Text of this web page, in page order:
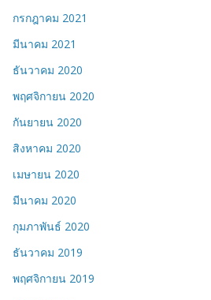
กรกฎาคม 2021
มีนาคม 2021
ธันวาคม 2020
พฤศจิกายน 2020
กันยายน 2020
สิงหาคม 2020
เมษายน 2020
มีนาคม 2020
กุมภาพันธ์ 2020
ธันวาคม 2019
พฤศจิกายน 2019